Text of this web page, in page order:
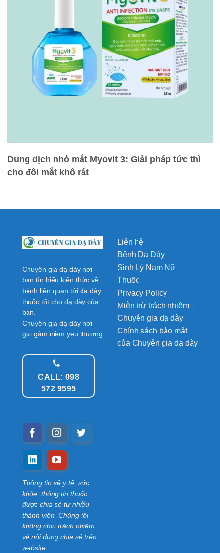
Dung dịch nhỏ mắt Myovit 3: Giải pháp tức thì
cho đôi mắt khô rát
Chuyên gia dạ dày nơi
bạn tìn hiểu kiến thức về
bệnh liên quan tới dạ dày,
thuốc tốt cho dạ dày của
bạn.
Chuyên gia dạ dày nơi
gửi gắm niềm yêu thương
CALL: 098
572 9595
Liên hệ
Bệnh Dạ Dày
Sinh Lý Nam Nữ
Thuốc
Privacy Policy
Miễn trừ trách nhiệm –
Chuyên gia dạ dày
Chính sách bảo mật
của Chuyên gia dạ dày
Thông tin về y tế, sức
khỏe, thông tin thuốc
được chia sẻ từ nhiều
thành viên. Chúng tôi
không chịu trách nhiệm
về nội dung chia sẻ trên
website.